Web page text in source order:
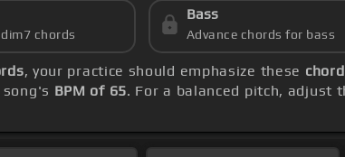
chords
Bass
Advance chords for bass
, your practice should emphasize these
BPM of 65. For a balanced pitch, adjust